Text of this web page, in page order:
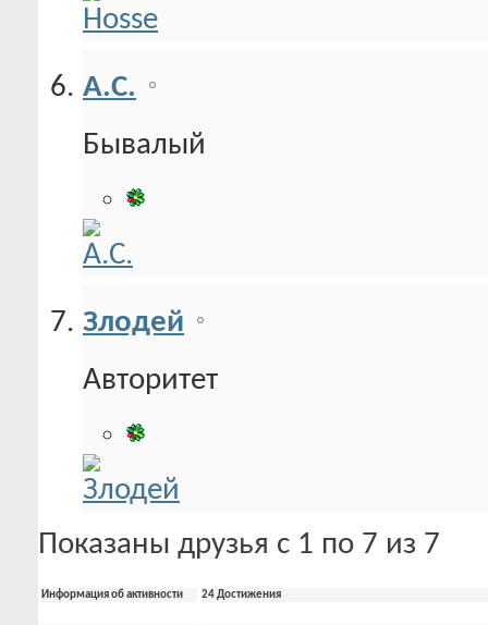
А.С.
Бывалый
Злодей
Авторитет
Показаны друзья с 1 по 7 из 7
Информация об активности 24 Достижения